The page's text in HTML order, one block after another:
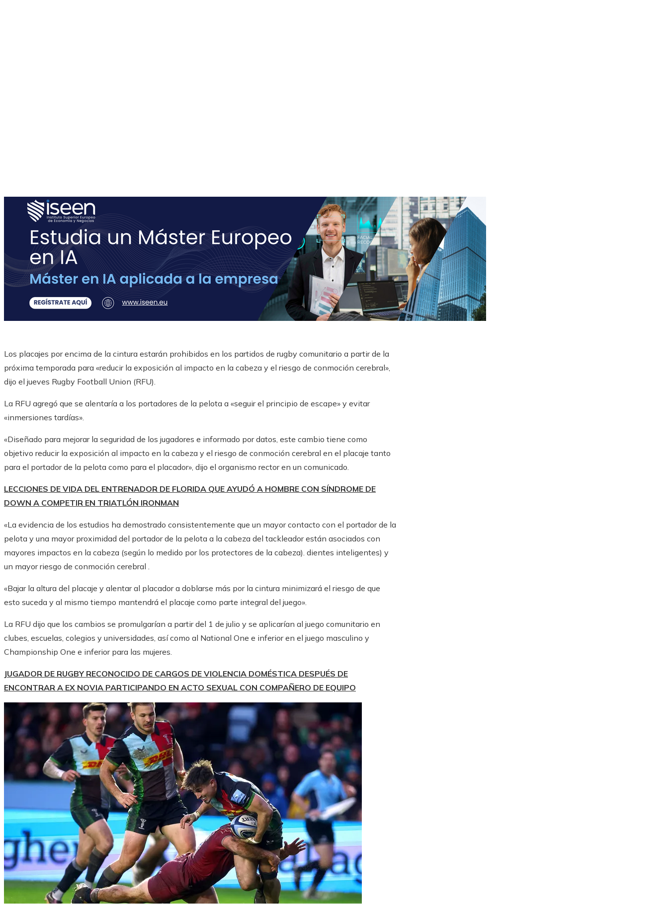
Los placajes por encima de la cintura estarán prohibidos en los partidos de rugby comunitario a partir de la
próxima temporada para «reducir la exposición al impacto en la cabeza y el riesgo de conmoción cerebral»,
dijo el jueves Rugby Football Union (RFU).
La RFU agregó que se alentaría a los portadores de la pelota a «seguir el principio de escape» y evitar
«inmersiones tardías».
«Diseñado para mejorar la seguridad de los jugadores e informado por datos, este cambio tiene como
objetivo reducir la exposición al impacto en la cabeza y el riesgo de conmoción cerebral en el placaje tanto
para el portador de la pelota como para el placador», dijo el organismo rector en un comunicado.
LECCIONES DE VIDA DEL ENTRENADOR DE FLORIDA QUE AYUDÓ A HOMBRE CON SÍNDROME DE
DOWN A COMPETIR EN TRIATLÓN IRONMAN
«La evidencia de los estudios ha demostrado consistentemente que un mayor contacto con el portador de la
pelota y una mayor proximidad del portador de la pelota a la cabeza del tackleador están asociados con
mayores impactos en la cabeza (según lo medido por los protectores de la cabeza). dientes inteligentes) y
un mayor riesgo de conmoción cerebral .
«Bajar la altura del placaje y alentar al placador a doblarse más por la cintura minimizará el riesgo de que
esto suceda y al mismo tiempo mantendrá el placaje como parte integral del juego».
La RFU dijo que los cambios se promulgarían a partir del 1 de julio y se aplicarían al juego comunitario en
clubes, escuelas, colegios y universidades, así como al National One e inferior en el juego masculino y
Championship One e inferior para las mujeres.
JUGADOR DE RUGBY RECONOCIDO DE CARGOS DE VIOLENCIA DOMÉSTICA DESPUÉS DE
ENCONTRAR A EX NOVIA PARTICIPANDO EN ACTO SEXUAL CON COMPAÑERO DE EQUIPO